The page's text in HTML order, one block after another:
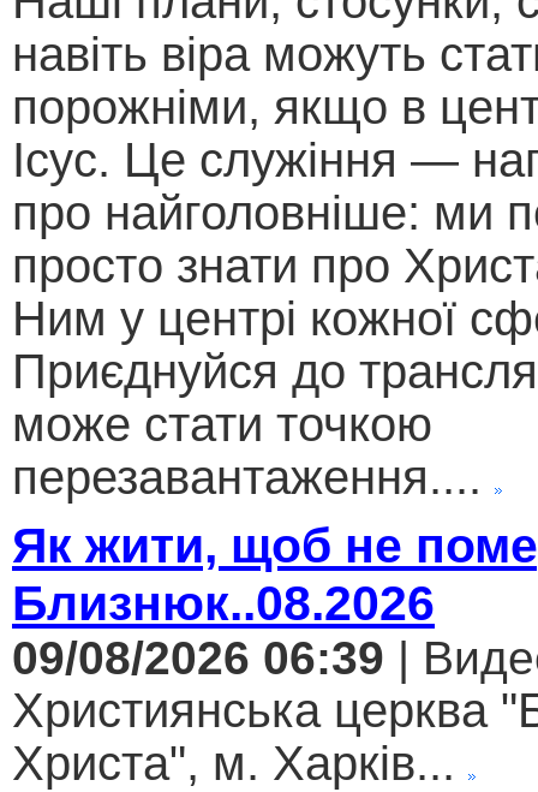
навіть віра можуть
порожніми, якщо в
Ісус. Це служіння —
про найголовніше: ми
просто знати про
Ним у центрі кожної
Приєднуйся до
може стати точкою
перезавантаження....
Як жити, щоб не
Близнюк..08.2026
09/08/2026 06:39 |
Християнська церква
Христа", м. Харків...